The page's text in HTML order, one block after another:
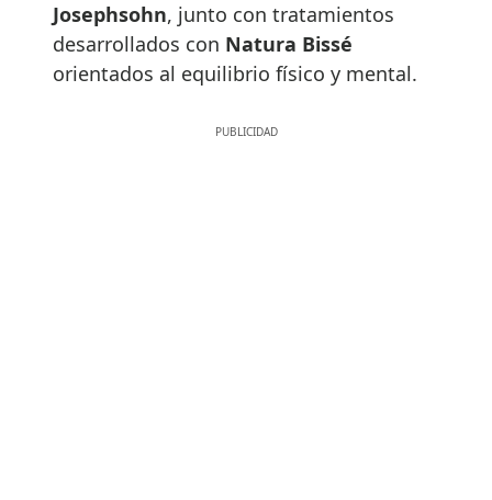
Josephsohn, junto con tratamientos
desarrollados con Natura Bissé
orientados al equilibrio físico y mental.